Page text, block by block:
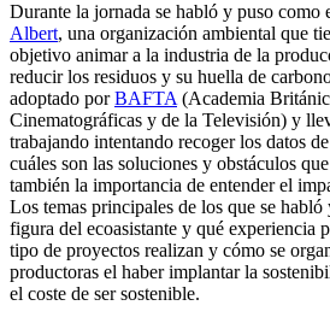
Durante la jornada se habló y puso como
Albert, una organización ambiental que
objetivo animar a la industria de la
reducir los residuos y su huella de
adoptado porBAFTA (Academia
Cinematográficas y de la Televisión) y
trabajando intentando recoger los datos
cuáles son las soluciones y obstáculos
también la importancia de entender el
Los temas principales de los que se
figura del ecoasistante y qué experiencia
tipo de proyectos realizan y cómo se
productoras el haber implantar la
el coste de ser sostenible.